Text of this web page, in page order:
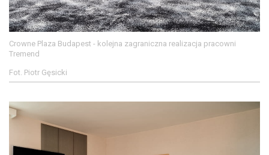
Crowne Plaza Budapest - kolejna zagraniczna realizacja pracowni
Tremend
Fot. Piotr Gęsicki